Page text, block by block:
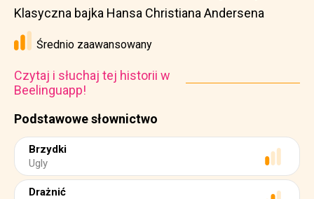
Podstawowe słownictwo
Brzydki
Ugly
Drażnić
Klasyczna bajka Hansa Christiana Andersena
Średnio zaawansowany
Czytaj i słuchaj tej historii w
Beelinguapp!